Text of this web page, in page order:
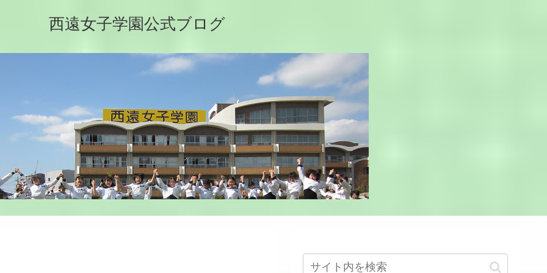
西遠女子学園公式ブログ